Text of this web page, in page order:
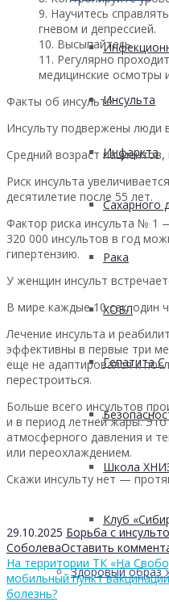
Инсульта
Инфаркта
Сахарного
Рака
ХОБЛ
Гепатита С
Школа
Клуб
Здоровый образ
9. Научитесь
гневом и депрессией.
10. Высыпайтесь.
11. Регулярно
медицинские осмотры
Факты об инсульте
Инсульту подвержены люди
Средний возраст
Риск инсульта
десятилетие после 55 лет.
Фактор риска инсульта № 1
320 000 инсультов в год
гипертензию.
У женщин инсульт
В мире каждые 10 сек. один
Лечение инсульта и
эффективны в первые три
еще не адаптировался к
перестроиться.
Больше всего инсультов
и в период летней жары.
атмосферного давления и
или переохлаждением.
Скажи инсульту нет —
29.10.2025 Борьба с
СоболеваОставить
На территории ТК «На
мобильный пункт вакцинации
болезнь?